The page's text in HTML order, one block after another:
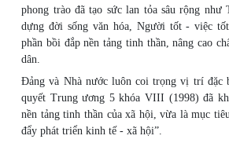
phong trào đã tạo sức lan tỏa sâu rộng như
dựng đời sống văn hóa, Người tốt - việc
phần bồi đắp nền tảng tinh thần, nâng cao
dân.
Đảng và Nhà nước luôn coi trọng vị trí đặc
quyết Trung ương 5 khóa VIII (1998) đã
nền tảng tinh thần của xã hội, vừa là mục
đẩy phát triển kinh tế - xã hội”.